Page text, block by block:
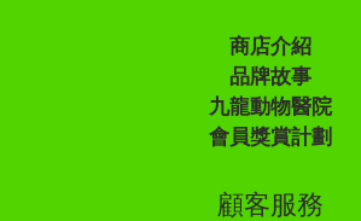
商店介紹
品牌故事
九龍動物醫院
會員獎賞計劃
顧客服務